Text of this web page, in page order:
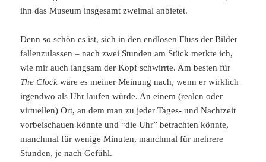
ihn das Museum insgesamt zweimal anbietet.
Denn so schön es ist, sich in den endlosen Fluss der Bilder
fallenzulassen – nach zwei Stunden am Stück merkte ich,
wie mir auch langsam der Kopf schwirrte. Am besten für
The Clock wäre es meiner Meinung nach, wenn er wirklich
irgendwo als Uhr laufen würde. An einem (realen oder
virtuellen) Ort, an dem man zu jeder Tages- und Nachtzeit
vorbeischauen könnte und “die Uhr” betrachten könnte,
manchmal für wenige Minuten, manchmal für mehrere
Stunden, je nach Gefühl.